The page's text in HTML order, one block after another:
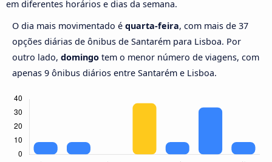
em diferentes horários e dias da semana.
O dia mais movimentado é quarta-feira, com mais de 37
opções diárias de ônibus de Santarém para Lisboa. Por
outro lado, domingo tem o menor número de viagens, com
apenas 9 ônibus diários entre Santarém e Lisboa.